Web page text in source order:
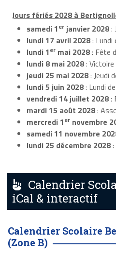
Jours fériés 2028 à
samedi 1er janvier 2028:
lundi 17 avril 2028: Lundi
lundi 1er mai 2028: Fête
lundi 8 mai 2028:
jeudi 25 mai 2028: Jeudi
lundi 5 juin 2028: Lundi
vendredi 14 juillet 2028:
mardi 15 août 2028:
mercredi 1er novembre
samedi 11 novembre
lundi 25 décembre 2028:
Calendrier
iCal & interactif
Calendrier Scolaire
(Zone B)